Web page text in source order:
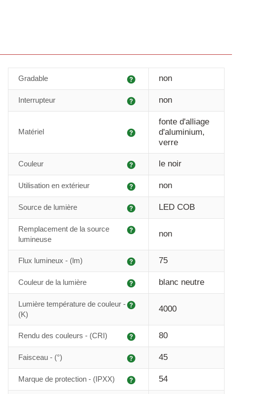
Explication
Gradable non
Explication
Interrupteur non
Explication
Matériel
fonte d'alliage
d'aluminium,
verre
Explication
Couleur le noir
Explication
Utilisation en extérieur non
Explication
Source de lumière LED COB
Remplacement de la source
lumineuse
non
Explication
Flux lumineux - (lm) 75
Explication
Couleur de la lumière blanc neutre
Lumière température de couleur -
(K)
4000
Explication
Rendu des couleurs - (CRI) 80
Explication
Faisceau - (°) 45
Explication
Marque de protection - (IPXX) 54